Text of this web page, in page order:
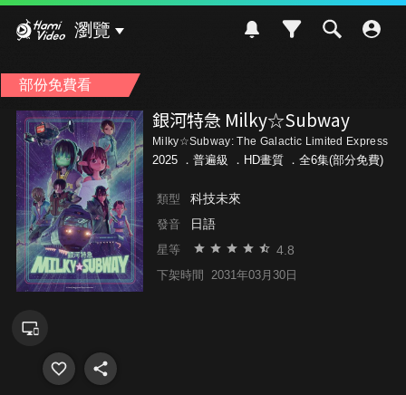
瀏覽
部份免費看
銀河特急 Milky☆Subway
Milky☆Subway: The Galactic Limited Express
2025 ． 普遍級 ．HD畫質 ．全6集(部分免費)
類型 科技未來
發音 日語
星等 4.8
下架時間 2031年03月30日